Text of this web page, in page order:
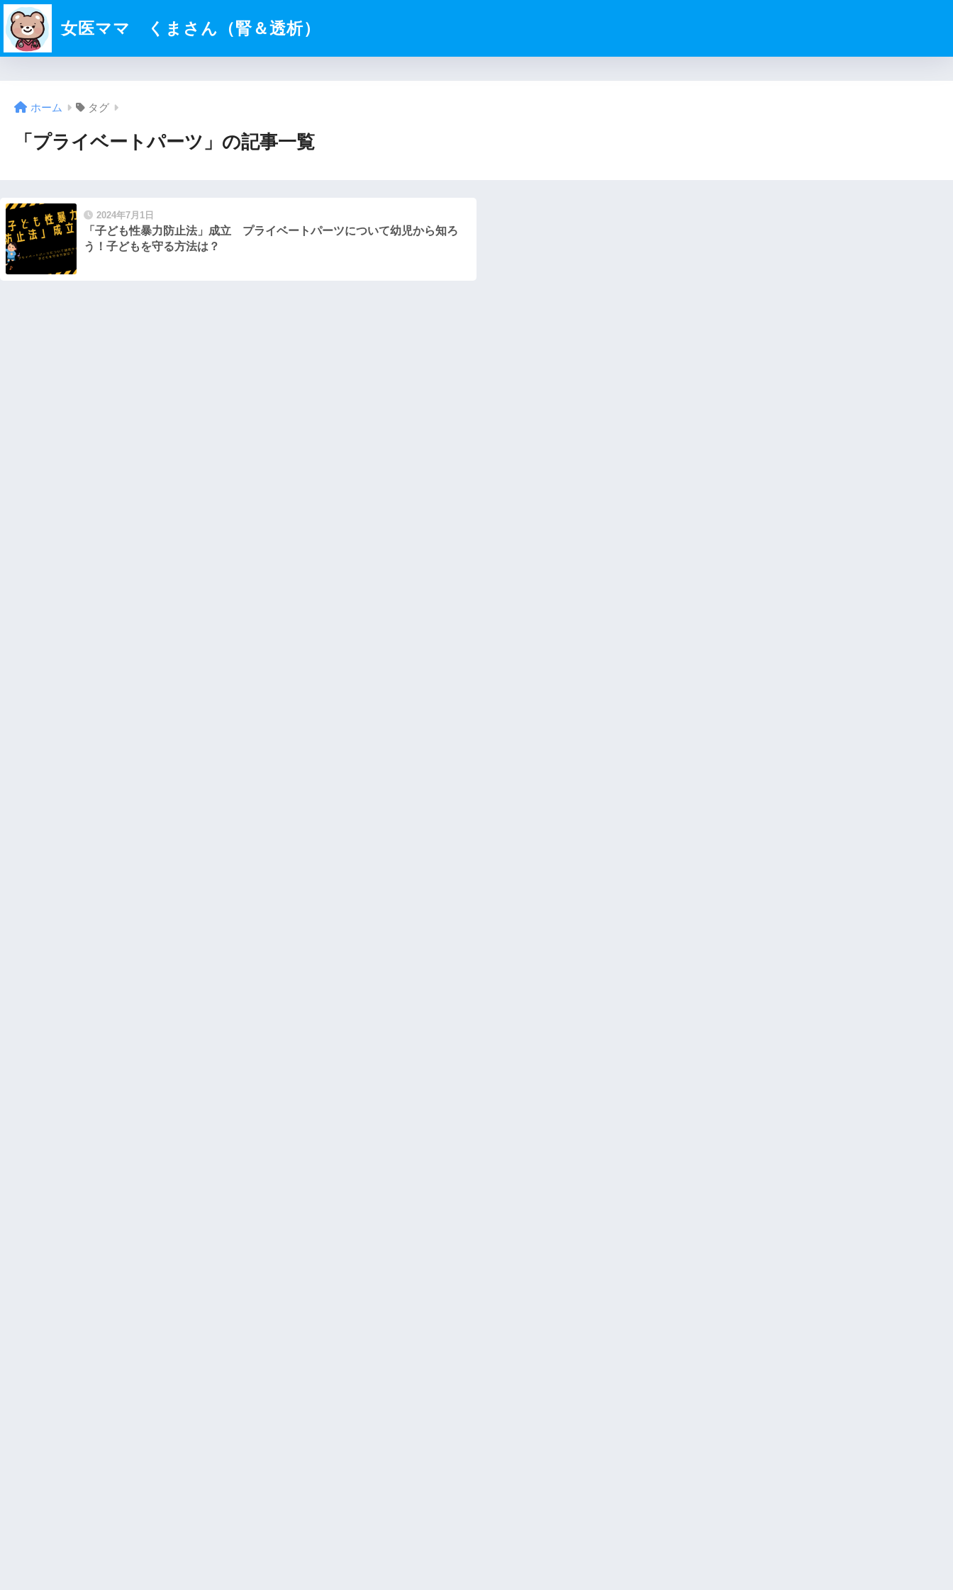
女医ママ くまさん（腎＆透析）
ホーム タグ
「プライベートパーツ」の記事一覧
2024年7月1日
「子ども性暴力防止法」成立 プライベートパーツについて幼児から知ろ
う！子どもを守る方法は？